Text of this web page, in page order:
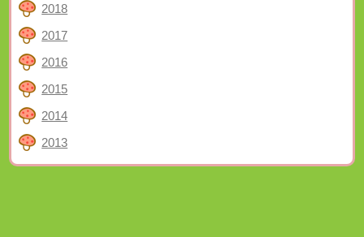
2018
2017
2016
2015
2014
2013